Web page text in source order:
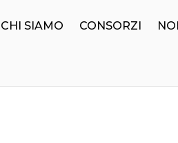
CHI SIAMO CONSORZI